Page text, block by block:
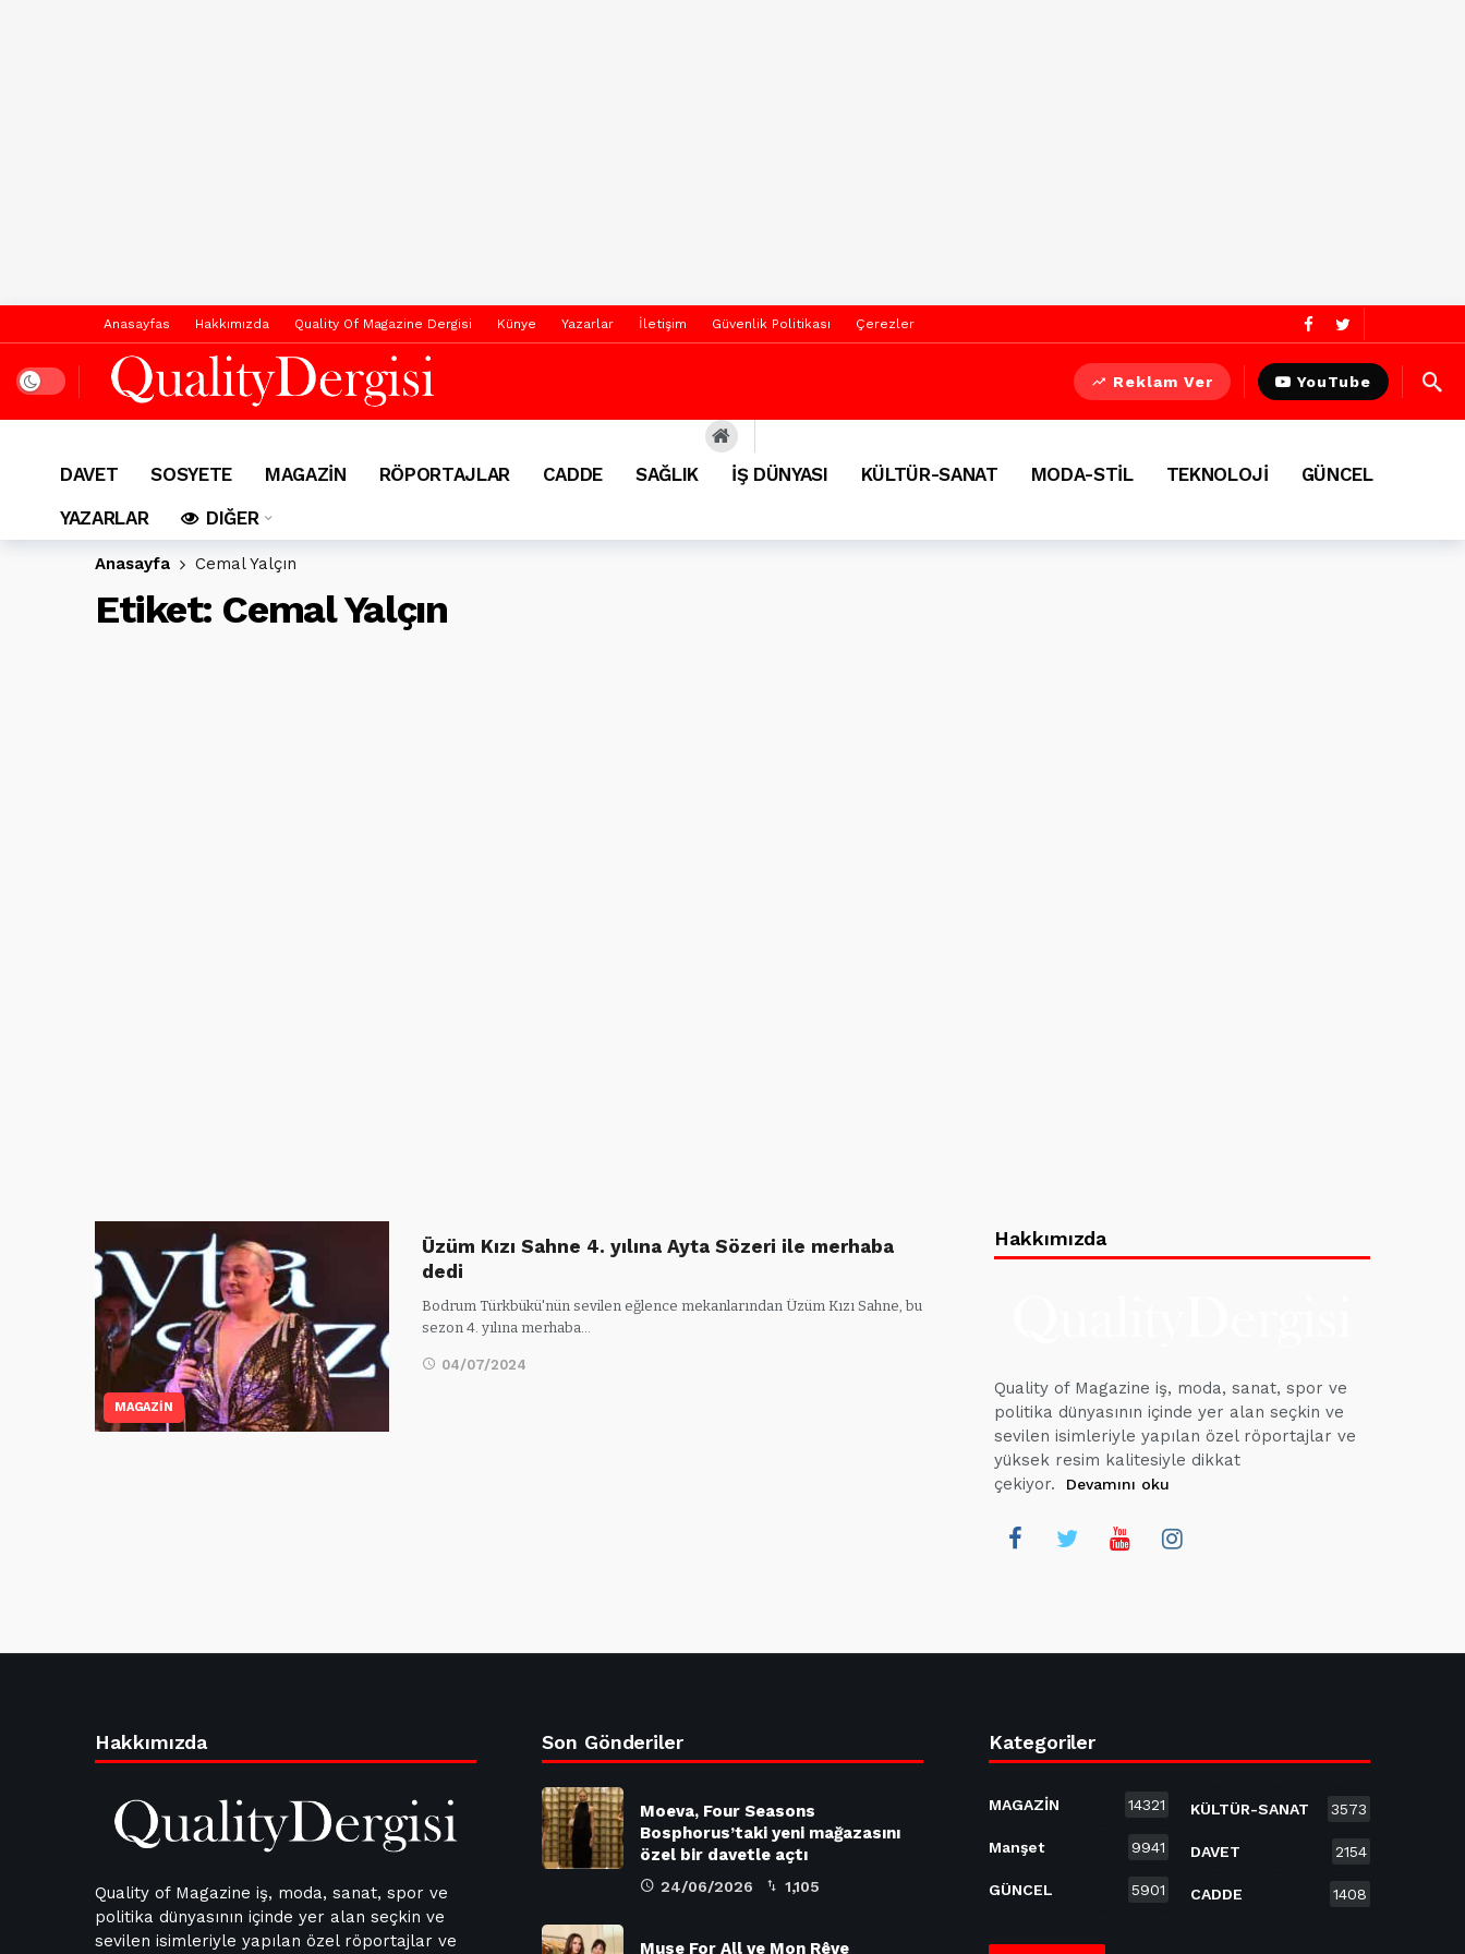
Anasayfas Hakkımızda Quality Of Magazine Dergisi Künye Yazarlar İletişim Güvenlik Politikası Çerezler
Dark mode Reklam Ver YouTube
DAVET SOSYETE MAGAZİN RÖPORTAJLAR CADDE SAĞLIK İŞ DÜNYASI KÜLTÜR-SANAT MODA-STİL TEKNOLOJİ
GÜNCEL
YAZARLAR
DIĞER
Anasayfa Cemal Yalçın
Etiket: Cemal Yalçın
MAGAZİN
Üzüm Kızı Sahne 4. yılına Ayta Sözeri ile merhaba
dedi
Bodrum Türkbükü'nün sevilen eğlence mekanlarından Üzüm Kızı Sahne, bu
sezon 4. yılına merhaba…
04/07/2024
Hakkımızda
Quality of Magazine iş, moda, sanat, spor ve
politika dünyasının içinde yer alan seçkin ve
sevilen isimleriyle yapılan özel röportajlar ve
yüksek resim kalitesiyle dikkat
çekiyor.
Devamını oku
Hakkımızda
Quality of Magazine iş, moda, sanat, spor ve
politika dünyasının içinde yer alan seçkin ve
sevilen isimleriyle yapılan özel röportajlar ve
Son Gönderiler
Moeva, Four Seasons
Bosphorus’taki yeni mağazasını
özel bir davetle açtı
24/06/2026 1,105
Muse For All ve Mon Rêve
Kategoriler
MAGAZİN 14321
Manşet 9941
GÜNCEL 5901
KÜLTÜR-SANAT 3573
DAVET 2154
CADDE 1408